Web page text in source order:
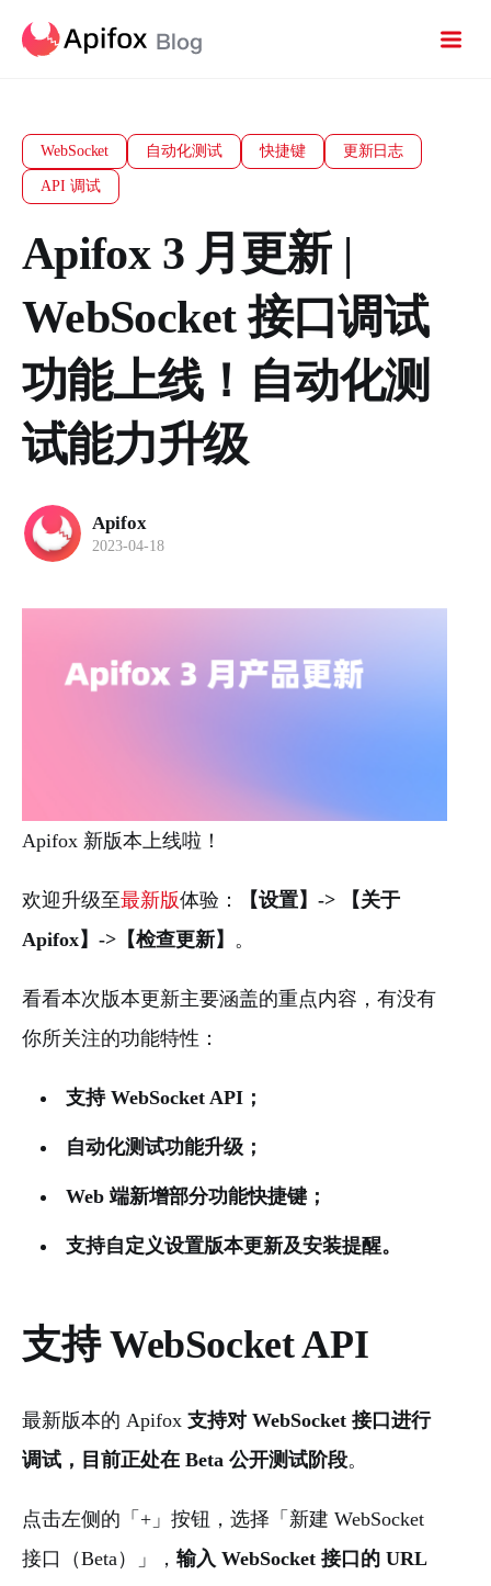
WebSocket 自动化测试 快捷键 更新日志
API 调试
Apifox 3 月更新 |
WebSocket 接口调试
功能上线！自动化测
试能力升级
Apifox
2023-04-18
Apifox 新版本上线啦！
欢迎升级至最新版体验：
【设置】-> 【关于
Apifox】->【检查更新】 。
看看本次版本更新主要涵盖的重点内容，有没有
你所关注的功能特性：
支持 WebSocket API；
自动化测试功能升级；
Web 端新增部分功能快捷键；
支持自定义设置版本更新及安装提醒。
支持 WebSocket API
最新版本的 Apifox 支持对 WebSocket 接口进行
调试，目前正处在 Beta 公开测试阶段。
点击左侧的「+」按钮，选择「新建 WebSocket
接口（Beta）」， 输入 WebSocket 接口的 URL